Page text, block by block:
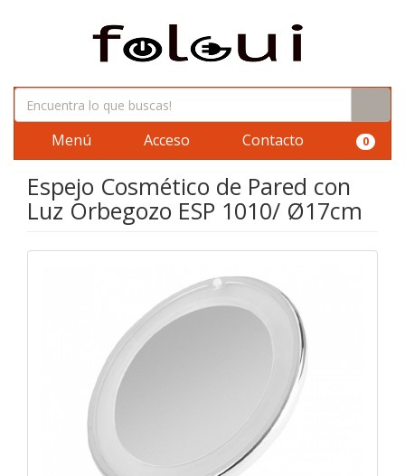
Menú Acceso Contacto 0
Espejo Cosmético de Pared con
Luz Orbegozo ESP 1010/ Ø17cm